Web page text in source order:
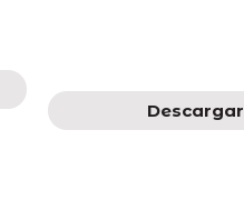
Descargar